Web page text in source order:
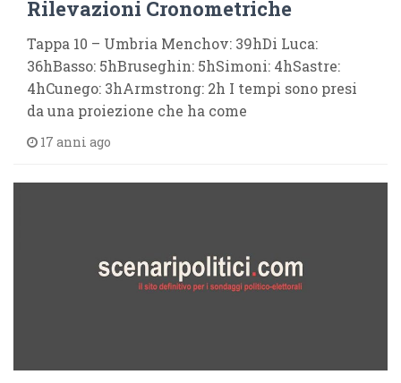
Rilevazioni Cronometriche
Tappa 10 – Umbria Menchov: 39hDi Luca:
36hBasso: 5hBruseghin: 5hSimoni: 4hSastre:
4hCunego: 3hArmstrong: 2h I tempi sono presi
da una proiezione che ha come
17 anni ago